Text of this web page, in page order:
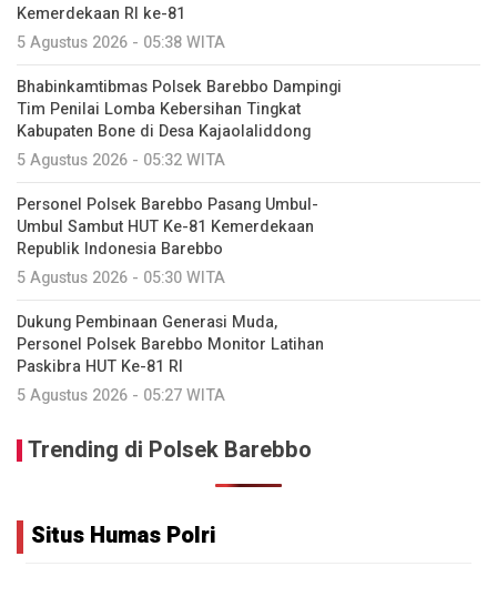
Kemerdekaan RI ke-81
5 Agustus 2026 - 05:38 WITA
Bhabinkamtibmas Polsek Barebbo Dampingi
Tim Penilai Lomba Kebersihan Tingkat
Kabupaten Bone di Desa Kajaolaliddong
5 Agustus 2026 - 05:32 WITA
Personel Polsek Barebbo Pasang Umbul-
Umbul Sambut HUT Ke-81 Kemerdekaan
Republik Indonesia Barebbo
5 Agustus 2026 - 05:30 WITA
Dukung Pembinaan Generasi Muda,
Personel Polsek Barebbo Monitor Latihan
Paskibra HUT Ke-81 RI
5 Agustus 2026 - 05:27 WITA
Trending di Polsek Barebbo
Situs Humas Polri